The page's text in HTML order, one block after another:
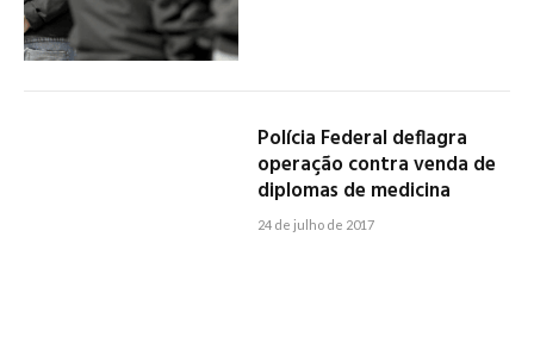
Polícia Federal deflagra
operação contra venda de
diplomas de medicina
24 de julho de 2017